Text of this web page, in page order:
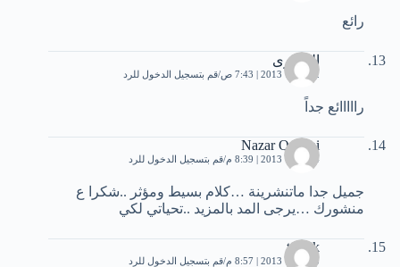
رائع
العشرى
2 أكتوبر، 2013 | 7:43 ص قم بتسجيل الدخول للرد
رااااائع جداً
Nazar Qabani
4 أكتوبر، 2013 | 8:39 م قم بتسجيل الدخول للرد
جميل جدا ماتنشرينة …كلام بسيط ومؤثر ..شكرا ع
منشورك …يرجى المد بالمزيد ..تحياتي لكي
toufik
5 أكتوبر، 2013 | 8:57 م قم بتسجيل الدخول للرد